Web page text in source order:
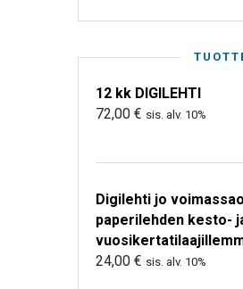
12 kk DIGILEHTI
72,00 € sis. alv. 10%
Digilehti jo
paperilehden kesto-
24,00 € sis. alv. 10%